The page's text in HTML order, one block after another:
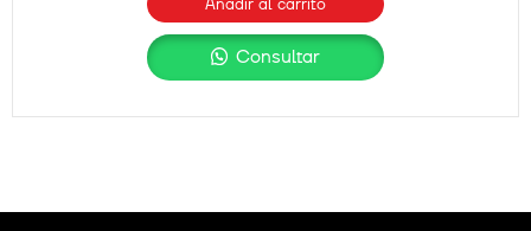
Añadir al carrito
Consultar